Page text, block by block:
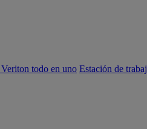
todo en uno Estación de